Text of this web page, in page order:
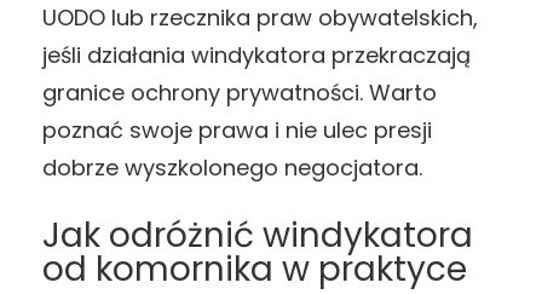
UODO lub rzecznika praw obywatelskich,
jeśli działania windykatora przekraczają
granice ochrony prywatności. Warto
poznać swoje prawa i nie ulec presji
dobrze wyszkolonego negocjatora.
Jak odróżnić windykatora
od komornika w praktyce